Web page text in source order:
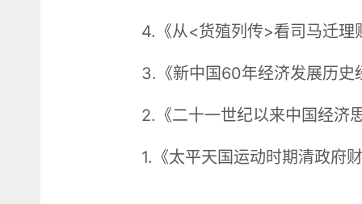
4.《从<货殖列传>看司马迁
3.《新中国60年经济发展历
2.《二十一世纪以来中国经济
1.《太平天国运动时期清政府